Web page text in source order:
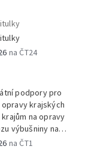
pro seniory —
lhůty na
— Tisza
— Tréninky
— Následky
na podporu
vrácení zboží —
na
chladnější
za dovolenou
nápor na
ve Zlíně —
na ČT24
podpory pro
krajských
na opravy
výbušniny na
spojů mezi
na ČT1